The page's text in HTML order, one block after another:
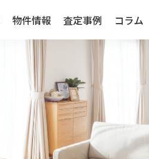
物件情報 査定事例 コラム